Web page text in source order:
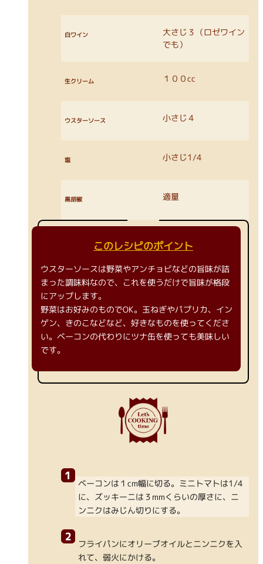
白ワイン
大さじ３（ロゼワイン
でも）
生クリーム １００cc
ウスターソース 小さじ４
塩 小さじ1/4
黒胡椒 適量
このレシピのポイント
ウスターソースは野菜やアンチョビなどの旨味が詰
まった調味料なので、これを使うだけで旨味が格段
にアップします。
野菜はお好みのものでOK。玉ねぎやパプリカ、イン
ゲン、きのこなどなど、好きなものを使ってくださ
い。ベーコンの代わりにツナ缶を使っても美味しい
です。
ベーコンは１cm幅に切る。ミニトマトは1/4
に、ズッキーニは３mmくらいの厚さに、ニ
ンニクはみじん切りにする。
フライパンにオリーブオイルとニンニクを入
れて、弱火にかける。